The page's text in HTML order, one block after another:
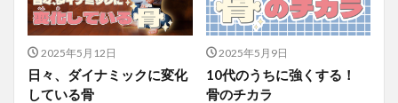
2025年5月12日
日々、ダイナミックに変化
している骨
2025年5月9日
10代のうちに強くする！
骨のチカラ